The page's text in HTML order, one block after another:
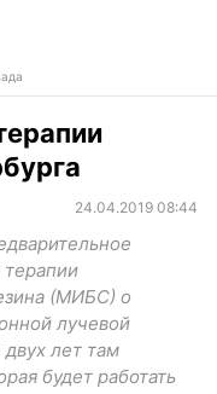
24.04.2019 08:44
(МИБС) о
лучевой
лет там
будет работать